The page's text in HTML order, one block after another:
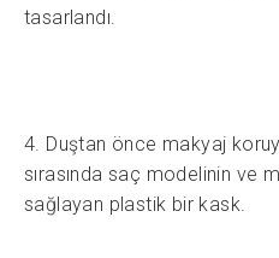
tasarlandı.
4. Duştan önce makyaj
sırasında saç modelinin ve
sağlayan plastik bir kask.